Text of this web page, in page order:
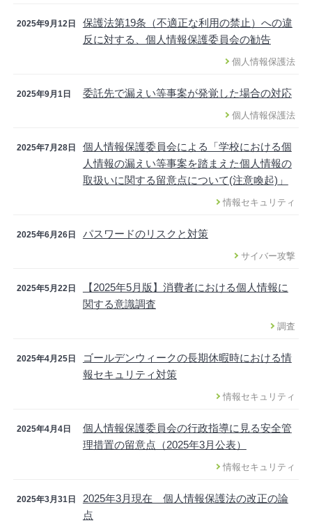
2025年9月12日
保護法第19条（不適正な利用の禁止）への違
反に対する、個人情報保護委員会の勧告
個人情報保護法
2025年9月1日 委託先で漏えい等事案が発覚した場合の対応
個人情報保護法
2025年7月28日
個人情報保護委員会による「学校における個
人情報の漏えい等事案を踏まえた個人情報の
取扱いに関する留意点について(注意喚起)」
情報セキュリティ
2025年6月26日 パスワードのリスクと対策
サイバー攻撃
2025年5月22日
【2025年5月版】消費者における個人情報に
関する意識調査
調査
2025年4月25日
ゴールデンウィークの長期休暇時における情
報セキュリティ対策
情報セキュリティ
2025年4月4日
個人情報保護委員会の行政指導に見る安全管
理措置の留意点（2025年3月公表）
情報セキュリティ
2025年3月31日
2025年3月現在 個人情報保護法の改正の論
点